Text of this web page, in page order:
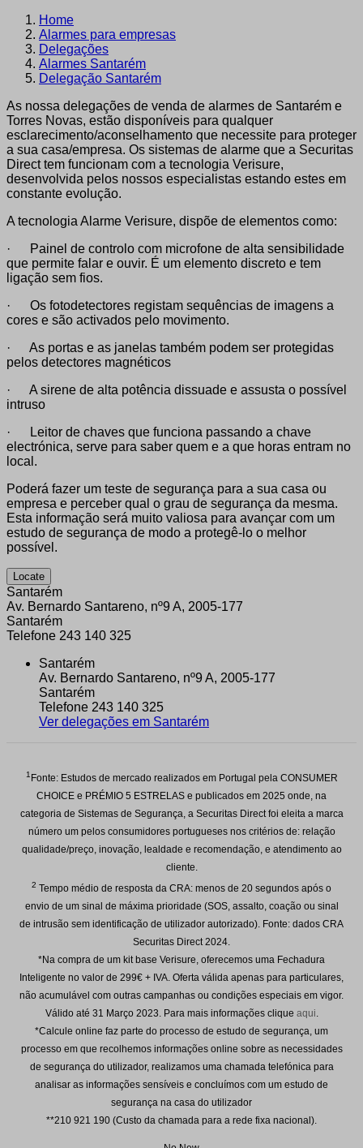
Home
Alarmes para empresas
Delegações
Alarmes Santarém
Delegação Santarém
As nossa delegações de venda de alarmes de Santarém e
Torres Novas, estão disponíveis para qualquer
esclarecimento/aconselhamento que necessite para proteger
a sua casa/empresa. Os sistemas de alarme que a Securitas
Direct tem funcionam com a tecnologia Verisure,
desenvolvida pelos nossos especialistas estando estes em
constante evolução.
A tecnologia Alarme Verisure, dispõe de elementos como:
· Painel de controlo com microfone de alta sensibilidade
que permite falar e ouvir. É um elemento discreto e tem
ligação sem fios.
· Os fotodetectores registam sequências de imagens a
cores e são activados pelo movimento.
· As portas e as janelas também podem ser protegidas
pelos detectores magnéticos
· A sirene de alta potência dissuade e assusta o possível
intruso
· Leitor de chaves que funciona passando a chave
electrónica, serve para saber quem e a que horas entram no
local.
Poderá fazer um teste de segurança para a sua casa ou
empresa e perceber qual o grau de segurança da mesma.
Esta informação será muito valiosa para avançar com um
estudo de segurança de modo a protegê-lo o melhor
possível.
Locate
Santarém
Av. Bernardo Santareno, nº9 A, 2005-177
Santarém
Telefone 243 140 325
Santarém
Av. Bernardo Santareno, nº9 A, 2005-177
Santarém
Telefone 243 140 325
Ver delegações em Santarém
1 Fonte: Estudos de mercado realizados em Portugal pela CONSUMER
CHOICE e PRÉMIO 5 ESTRELAS e publicados em 2025 onde, na
categoria de Sistemas de Segurança, a Securitas Direct foi eleita a marca
número um pelos consumidores portugueses nos critérios de: relação
qualidade/preço, inovação, lealdade e recomendação, e atendimento ao
cliente.
2 Tempo médio de resposta da CRA: menos de 20 segundos após o
envio de um sinal de máxima prioridade (SOS, assalto, coação ou sinal
de intrusão sem identificação de utilizador autorizado). Fonte: dados CRA
Securitas Direct 2024.
*Na compra de um kit base Verisure, oferecemos uma Fechadura
Inteligente no valor de 299€ + IVA. Oferta válida apenas para particulares,
não acumulável com outras campanhas ou condições especiais em vigor.
Válido até 31 Março 2023. Para mais informações clique aqui.
*Calcule online faz parte do processo de estudo de segurança, um
processo em que recolhemos informações online sobre as necessidades
de segurança do utilizador, realizamos uma chamada telefónica para
analisar as informações sensíveis e concluímos com um estudo de
segurança na casa do utilizador
**210 921 190 (Custo da chamada para a rede fixa nacional).